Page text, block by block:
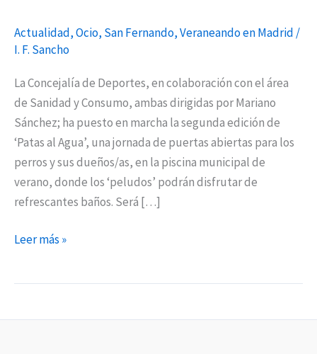
Actualidad,Ocio, San Fernando,Veraneando en Madrid /
I. F. Sancho
La Concejalía de Deportes, en colaboración con el área
de Sanidad y Consumo, ambas dirigidas por Mariano
Sánchez; ha puesto en marcha la segunda edición de
‘Patas al Agua’, una jornada de puertas abiertas para los
perros y sus dueños/as, en la piscina municipal de
verano, donde los ‘peludos’ podrán disfrutar de
refrescantes baños. Será […]
Leer más »